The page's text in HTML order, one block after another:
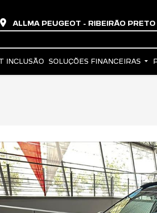
ALLMA PEUGEOT - RIBEIRÃO PRETO
INCLUSÃO SOLUÇÕES FINANCEIRAS